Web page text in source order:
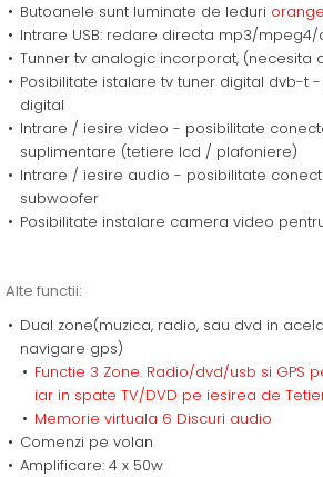
Butoanele sunt luminate de leduri orange
Intrare USB: redare directa mp3/
Tunner tv analogic incorporat, (necesita
Posibilitate istalare tv tuner digital dvb-t
digital
Intrare / iesire video - posibilitate
suplimentare (tetiere lcd / plafoniere)
Intrare / iesire audio - posibilitate
subwoofer
Posibilitate instalare camera video
Alte functii:
Dual zone(muzica, radio, sau dvd in
navigare gps)
Functie 3 Zone. Radio/dvd/usb si GPS
iar in spate TV/DVD pe iesirea de
Memorie virtuala 6 Discuri audio
Comenzi pe volan
Amplificare: 4 x 50w